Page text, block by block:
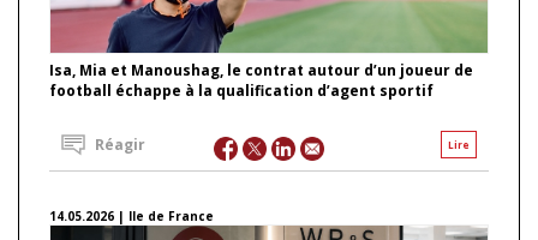
Isa, Mia et Manoushag, le contrat autour d’un joueur de
football échappe à la qualification d’agent sportif
Lire
Réagir
14.05.2026 | Ile de France